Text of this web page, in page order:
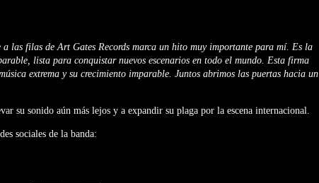
a las filas de Art Gates Records marca un hito muy importante para mí. Es la
lista para conquistar nuevos escenarios en todo el mundo. Esta firma
extrema y su crecimiento imparable. Juntos abrimos las puertas hacia un
su sonido aún más lejos y a expandir su plaga por la escena internacional.
sociales de la banda: